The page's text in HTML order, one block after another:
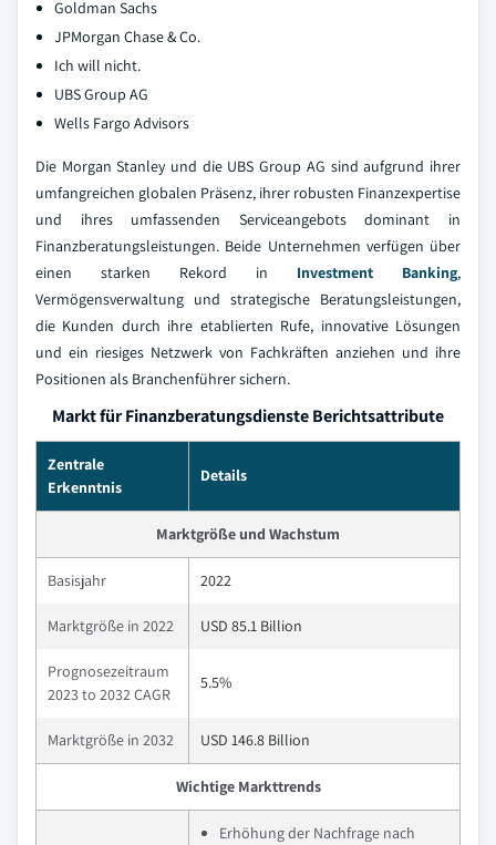
Goldman Sachs
JPMorgan Chase & Co.
Ich will nicht.
UBS Group AG
Wells Fargo Advisors
Die Morgan Stanley und die UBS Group AG sind aufgrund ihrer
umfangreichen globalen Präsenz, ihrer robusten Finanzexpertise
und ihres umfassenden Serviceangebots dominant in
Finanzberatungsleistungen. Beide Unternehmen verfügen über
einen starken Rekord in Investment Banking,
Vermögensverwaltung und strategische Beratungsleistungen,
die Kunden durch ihre etablierten Rufe, innovative Lösungen
und ein riesiges Netzwerk von Fachkräften anziehen und ihre
Positionen als Branchenführer sichern.
Markt für Finanzberatungsdienste Berichtsattribute
Zentrale
Erkenntnis
Details
Marktgröße und Wachstum
Basisjahr 2022
Marktgröße in 2022 USD 85.1 Billion
Prognosezeitraum
2023 to 2032 CAGR
5.5%
Marktgröße in 2032 USD 146.8 Billion
Wichtige Markttrends
Erhöhung der Nachfrage nach